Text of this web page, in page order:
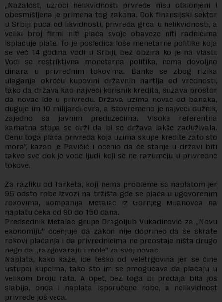
„Nažalost, uzroci nelikvidnosti prvrede nisu otklonjeni i
obesmišljena je primena tog zakona. Dok finansijski sektor
u Srbiji puca od likvidnosti, privreda grca u nelikvidnosti, a
veliki broj firmi niti plaća svoje obaveze niti radnicima
isplaćuje plate. To je posledica loše menetarne politike koja
se već 14 godina vodi u Srbiji, bez obzira ko je na vlasti.
Vodi se restriktivna monetarna politika, nema dovoljno
dinara u privrednim tokovima. Banke se zbog rizika
ulaganja okreću kupovini državnih hartija od vrednosti,
tako da država kao najveći korisnik kredita, sužava prostor
da novac ide u privredu. Država uzima novac od banaka,
duguje im 10 milijardi evra, a istovremeno je najveći dužnik,
zajedno sa javnim preduzećima. Visoka referentna
kamatna stopa se drži da bi se država lakše zaduživala.
Cenu toga plaća privreda koja uzima skupe kredite zato što
mora”, kazao je Pavičić i ocenio da će stanje u državi biti
takvo sve dok je vode ljudi koji se ne razumeju u privredne
tokove.
Za razliku od Tarketa, koji nema probleme sa naplatom jer
95 odsto robe izvozi na tržišta gde se plaća u ugovorenim
rokovima, kompanija Metalac iz Gornjeg Milanovca na
naplatu čeka od 90 do 150 dana.
Predsednik Metalac grupe Dragoljub Vukadinović za „Novu
ekonomiju” ocenjuje da zakon nije doprineo da se skrate
rokovi plaćanja i da privrednicima ne preostaje ništa drugo
nego da „razgovaraju i mole” za svoj novac.
Naplata, kako kaže, ide teško od veletrgovina jer se čine
ustupci kupcima, tako što im se omogućava da plaćaju u
velikom broju rata. A opet, bez toga bi prodaja bila još
slabija, onda i naplata isporučene robe, a nelikvidnost
privrede još veća.